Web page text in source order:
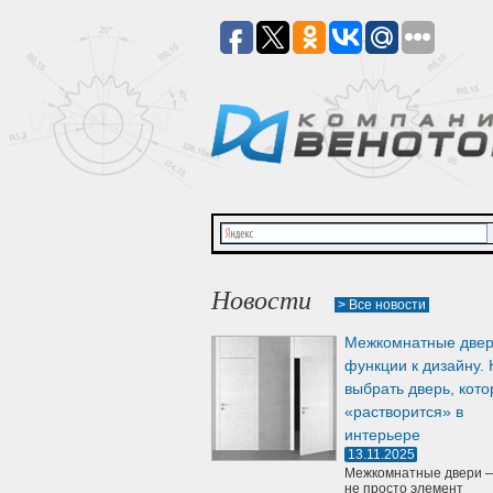
Новости > Все новости
Межкомнатные
функции к дизайну.
выбрать дверь,
«растворится» в
интерьере
13.11.2025
Межкомнатные двери
не просто элемент